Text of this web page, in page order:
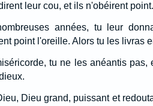
leur cou, et ils n'obéirent point.
années, tu leur
point l'oreille. Alors tu les livras
tu ne les anéantis
Dieu grand, puissant et